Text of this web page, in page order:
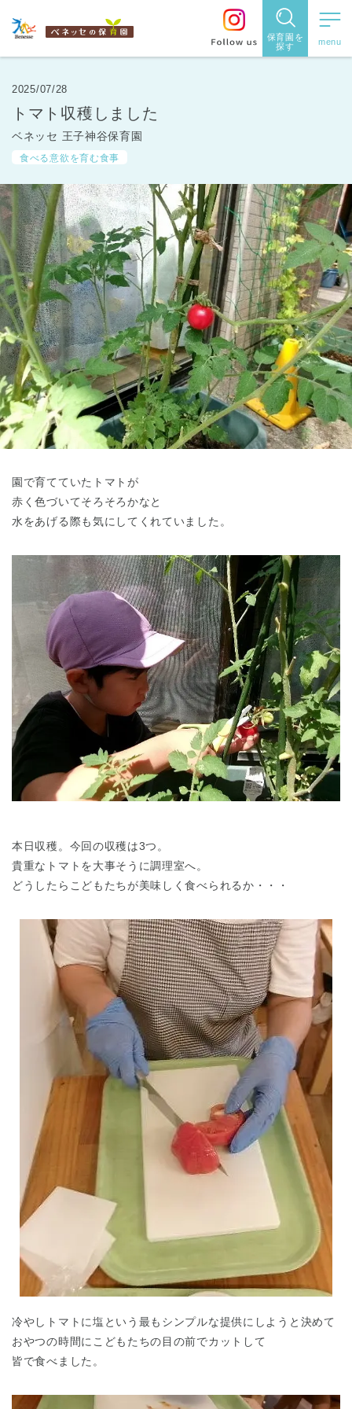
保育園を
探す
保育園を探す
住所・駅
す
都道府県
から探す
東京都
東京都 全域
2025/07/28
トマト収穫しました
ベネッセ 王子神谷保育園
食べる意欲を育む食事
園で育てていたトマトが
赤く色づいてそろそろかなと
水をあげる際も気にしてくれていました。
本日収穫。今回の収穫は3つ。
貴重なトマトを大事そうに調理室へ。
どうしたらこどもたちが美味しく食べられるか・・・
冷やしトマトに塩という最もシンプルな提供にしようと決めて
おやつの時間にこどもたちの目の前でカットして
皆で食べました。